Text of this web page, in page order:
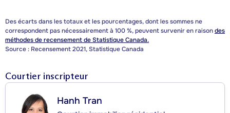
Des écarts dans les totaux et les pourcentages, dont les sommes ne
correspondent pas nécessairement à 100 %, peuvent survenir en raisondes
méthodes de recensement de Statistique Canada.
Source : Recensement 2021, Statistique Canada
Courtier inscripteur
Hanh Tran